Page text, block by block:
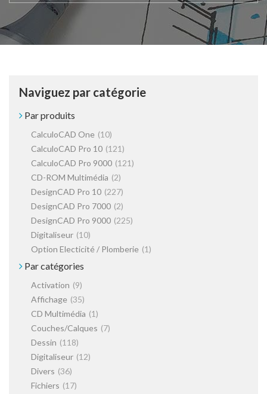
Naviguez par catégorie
Par produits
CalculoCAD One (10)
CalculoCAD Pro 10 (121)
CalculoCAD Pro 9000 (121)
CD-ROM Multimédia (2)
DesignCAD Pro 10 (227)
DesignCAD Pro 7000 (2)
DesignCAD Pro 9000 (225)
Digitaliseur (10)
Option Electicité / Plomberie (1)
Par catégories
Activation (9)
Affichage (35)
CD Multimédia (1)
Couches/Calques (7)
Dessin (118)
Digitaliseur (12)
Divers (36)
Fichiers (17)